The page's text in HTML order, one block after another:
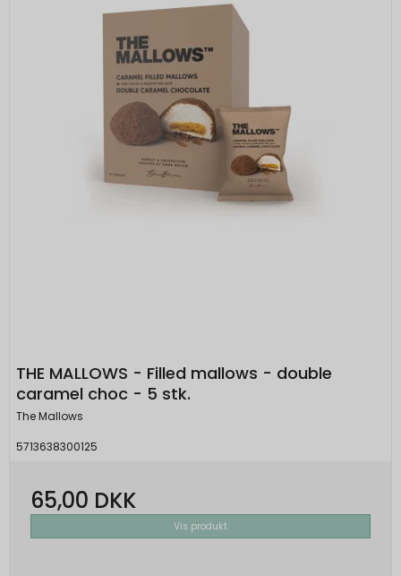
THE MALLOWS - Filled mallows - double
caramel choc - 5 stk.
The Mallows
5713638300125
65,00 DKK
Vis produkt